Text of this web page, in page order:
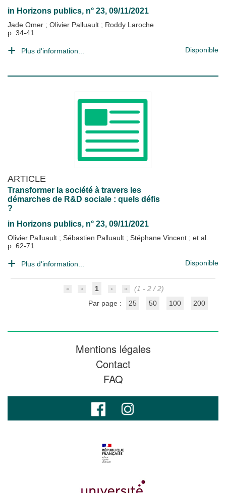
in Horizons publics, n° 23, 09/11/2021
Jade Omer ; Olivier Palluault ; Roddy Laroche
p. 34-41
Plus d'information... Disponible
ARTICLE
Transformer la société à travers les
démarches de R&D sociale : quels défis
?
in Horizons publics, n° 23, 09/11/2021
Olivier Palluault ; Sébastien Palluault ; Stéphane Vincent ; et al.
p. 62-71
Plus d'information... Disponible
1
(1 - 2 / 2)
Par page :
25 50 100 200
Mentions légales
Contact
FAQ